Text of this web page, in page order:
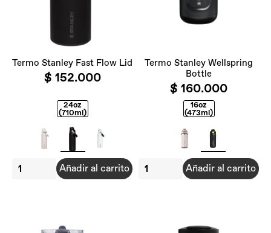
Termo Stanley Fast Flow Lid
$ 152.000
24oz
(710ml)
Añadir al carrito
Termo Stanley Wellspring
Bottle
$ 160.000
16oz
(473ml)
Añadir al carrito